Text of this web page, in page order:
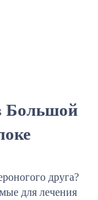
Большой
друга?
для лечения